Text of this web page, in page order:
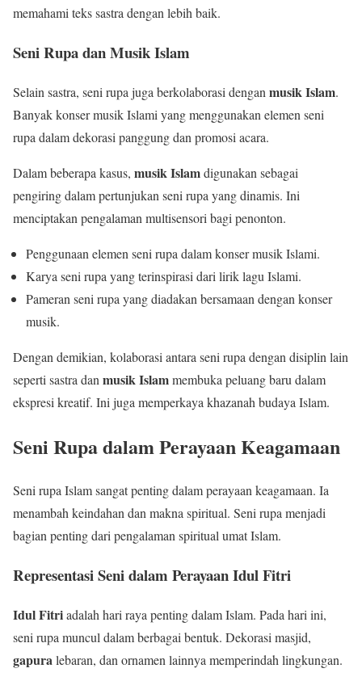
memahami teks sastra dengan lebih baik.
Seni Rupa dan Musik Islam
Selain sastra, seni rupa juga berkolaborasi dengan musik Islam.
Banyak konser musik Islami yang menggunakan elemen seni
rupa dalam dekorasi panggung dan promosi acara.
Dalam beberapa kasus, musik Islamdigunakan sebagai
pengiring dalam pertunjukan seni rupa yang dinamis. Ini
menciptakan pengalaman multisensori bagi penonton.
Penggunaan elemen seni rupa dalam konser musik Islami.
Karya seni rupa yang terinspirasi dari lirik lagu Islami.
Pameran seni rupa yang diadakan bersamaan dengan konser
musik.
Dengan demikian, kolaborasi antara seni rupa dengan disiplin lain
seperti sastra dan musik Islammembuka peluang baru dalam
ekspresi kreatif. Ini juga memperkaya khazanah budaya Islam.
Seni Rupa dalam Perayaan Keagamaan
Seni rupa Islam sangat penting dalam perayaan keagamaan. Ia
menambah keindahan dan makna spiritual. Seni rupa menjadi
bagian penting dari pengalaman spiritual umat Islam.
Representasi Seni dalam Perayaan Idul Fitri
Idul Fitriadalah hari raya penting dalam Islam. Pada hari ini,
seni rupa muncul dalam berbagai bentuk. Dekorasi masjid,
gapuralebaran, dan ornamen lainnya memperindah lingkungan.